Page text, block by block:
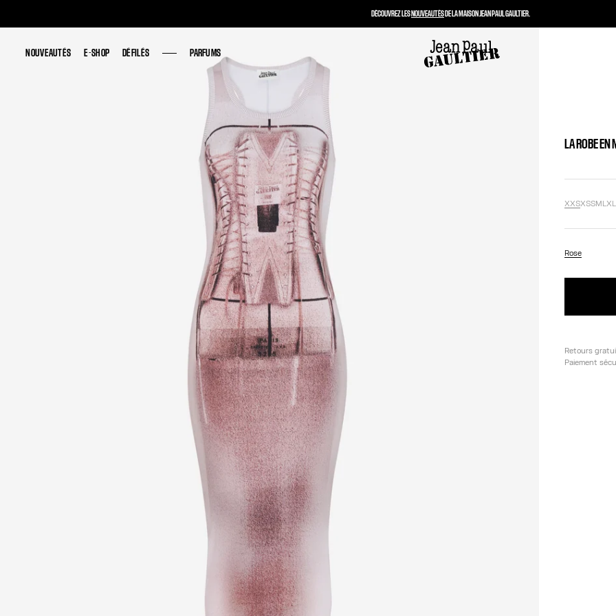
NOUVEAUTÉS E-SHOP DÉFILÉS PARFUMS
NOUVEAUTÉS E-SHOP DÉFILÉS PARFUMS
LA ROBE
XXSXSSMLXL
Rose
Retours
Paiement
DÉCOUVREZ LESNOUVEAUTÉSDE LA MAISON JEAN PAUL GAULTIER.